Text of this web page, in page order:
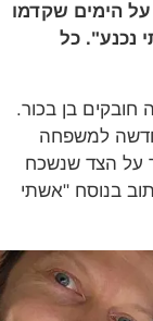
שקדמו
כל
בן בכור.
למשפחה
הצד שנשכח
"אשתי